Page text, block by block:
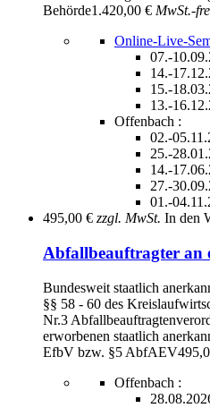
Behörde1.420,00 € MwSt.-
Online-Live-
07.-
14.-
15.-
13.-
Offenbach :
02.-
25.-
14.-
27.-
01.-
495,00 € zzgl. MwSt. In den
Abfallbeauftragter an
Bundesweit staatlich
§§ 58 - 60 des
Nr.3
erworbenen staatlich
EfbV bzw. §5 AbfAEV
Offenbach :